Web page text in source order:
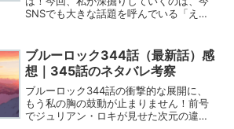
SNSでも大きな話題を呼んでいる「えぶ
プな世界を想像してしまう方もいるかも
しれませんね。でも、安...
ブルーロック344話（最新話）感
想｜345話のネタバレ考察
ブルーロック344話の衝撃的な展開に、
もう私の胸の鼓動が止まりません！前号
でジュリアン・ロキが見せた次元の違う